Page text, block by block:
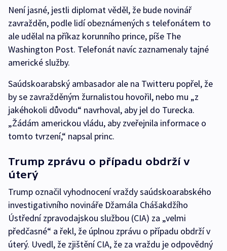
Není jasné, jestli diplomat věděl, že bude novinář
zavražděn, podle lidí obeznámených s telefonátem to
ale udělal na příkaz korunního prince, píše The
Washington Post. Telefonát navíc zaznamenaly tajné
americké služby.
Saúdskoarabský ambasador ale na Twitteru popřel, že
by se zavražděným žurnalistou hovořil, nebo mu „z
jakéhokoli důvodu“ navrhoval, aby jel do Turecka.
„Žádám americkou vládu, aby zveřejnila informace o
tomto tvrzení,“ napsal princ.
Trump zprávu o případu obdrží v
úterý
Trump označil vyhodnocení vraždy saúdskoarabského
investigativního novináře Džamála Chášakdžího
Ústřední zpravodajskou službou (CIA) za „velmi
předčasné“ a řekl, že úplnou zprávu o případu obdrží v
úterý. Uvedl, že zjištění CIA, že za vraždu je odpovědný